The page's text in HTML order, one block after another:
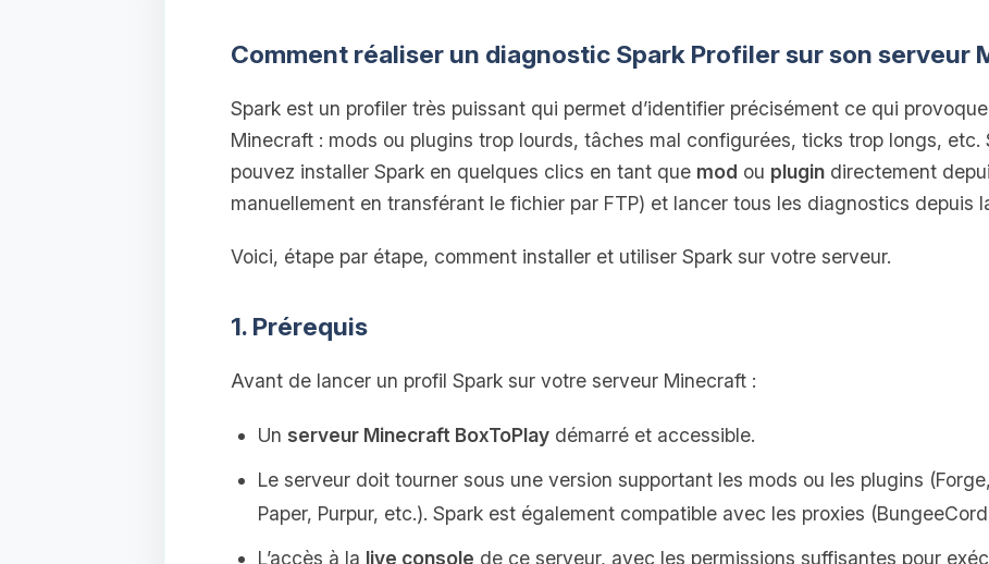
Comment réaliser un diagnostic Spark Profiler sur son serveur
Spark est un profiler très puissant qui permet d’identifier précisément ce qui
Minecraft : mods ou plugins trop lourds, tâches mal configurées, ticks trop longs, etc.
pouvez installer Spark en quelques clics en tant que mod ou plugindirectement
manuellement en transférant le fichier par FTP) et lancer tous les diagnostics depuis
Voici, étape par étape, comment installer et utiliser Spark sur votre serveur.
1. Prérequis
Avant de lancer un profil Spark sur votre serveur Minecraft :
Un serveur Minecraft BoxToPlaydémarré et accessible.
Le serveur doit tourner sous une version supportant les mods ou les plugins
Paper, Purpur, etc.). Spark est également compatible avec les proxies
L’accès à la live console de ce serveur, avec les permissions suffisantes pour